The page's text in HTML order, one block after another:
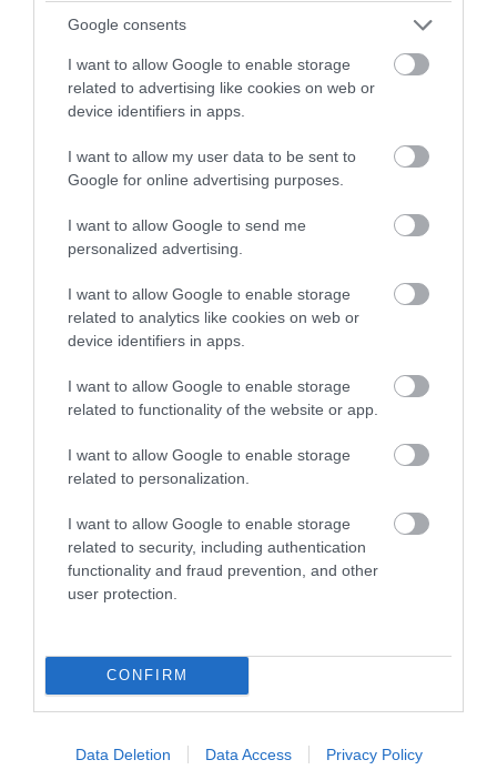
Google consents
I want to allow Google to enable storage
related to advertising like cookies on web or
device identifiers in apps.
I want to allow my user data to be sent to
Google for online advertising purposes.
I want to allow Google to send me
personalized advertising.
I want to allow Google to enable storage
related to analytics like cookies on web or
device identifiers in apps.
I want to allow Google to enable storage
related to functionality of the website or app.
I want to allow Google to enable storage
related to personalization.
I want to allow Google to enable storage
related to security, including authentication
functionality and fraud prevention, and other
user protection.
CONFIRM
Data Deletion Data Access Privacy Policy
Σαμοθράκη: 15χρονη έπεσε σε δύσβατη
περιοχή και σώθηκε από επιχείρηση
διάσωσης – Τραυματίστηκε στο κεφάλι
PRONEWS.GR /ΕΣΩΤΕΡΙΚΗ ΑΣΦΑΛΕΙΑ
στην Κρήτη: Το σοκαριστικό βίντεο με
μοτοσικλέτα που εξαφανίζεται σε